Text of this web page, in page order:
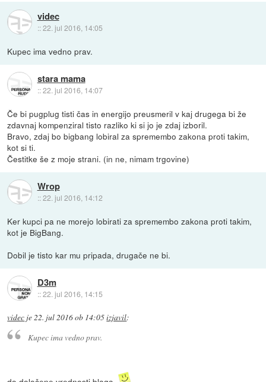
videc
::22. jul 2016, 14:05
Kupec ima vedno prav.
stara mama
::22. jul 2016, 14:07
Če bi pugplug tisti čas in energijo preusmeril v kaj drugega bi že
zdavnaj kompenziral tisto razliko ki si jo je zdaj izboril.
Bravo, zdaj bo bigbang lobiral za spremembo zakona proti takim,
kot si ti.
Čestitke še z moje strani. (in ne, nimam trgovine)
Wrop
::22. jul 2016, 14:12
Ker kupci pa ne morejo lobirati za spremembo zakona proti takim,
kot je BigBang.
Dobil je tisto kar mu pripada, drugače ne bi.
D3m
::22. jul 2016, 14:15
videc je22. jul 2016 ob 14:05izjavil:
Kupec ima vedno prav.